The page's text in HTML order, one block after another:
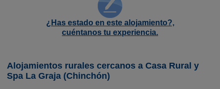
¿Has estado en este alojamiento?,
cuéntanos tu experiencia.
Alojamientos rurales cercanos a Casa Rural y
Spa La Graja (Chinchón)